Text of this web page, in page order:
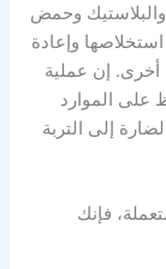
وحمض
وإعادة
أخرى. إن عملية
على الموارد
إلى التربة
فإنك